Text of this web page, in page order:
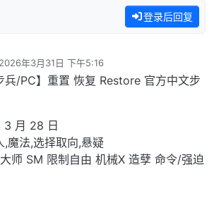
登录后回复
2026年3月31日 下午5:16
编辑
兵/PC】重置 恢复 Restore 官方中文步
3 月 28 日
,魔法,选择取向,悬疑
师 SM 限制自由 机械X 造孽 命令/强迫